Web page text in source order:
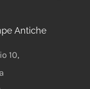
Antiche
10,